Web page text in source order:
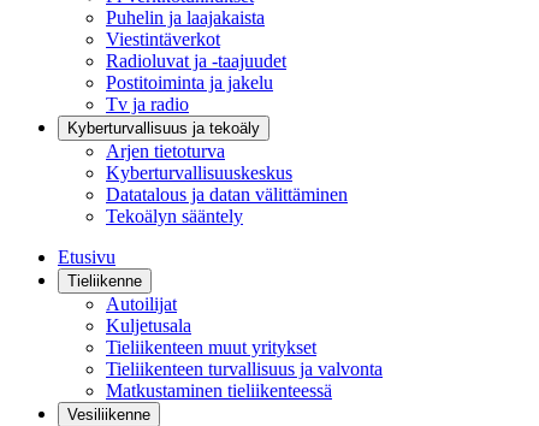
Puhelin ja laajakaista
Viestintäverkot
Radioluvat ja -taajuudet
Postitoiminta ja jakelu
Tv ja radio
Kyberturvallisuus ja tekoäly
Arjen tietoturva
Kyberturvallisuuskeskus
Datatalous ja datan välittäminen
Tekoälyn sääntely
Etusivu
Tieliikenne
Autoilijat
Kuljetusala
Tieliikenteen muut yritykset
Tieliikenteen turvallisuus ja valvonta
Matkustaminen tieliikenteessä
Vesiliikenne